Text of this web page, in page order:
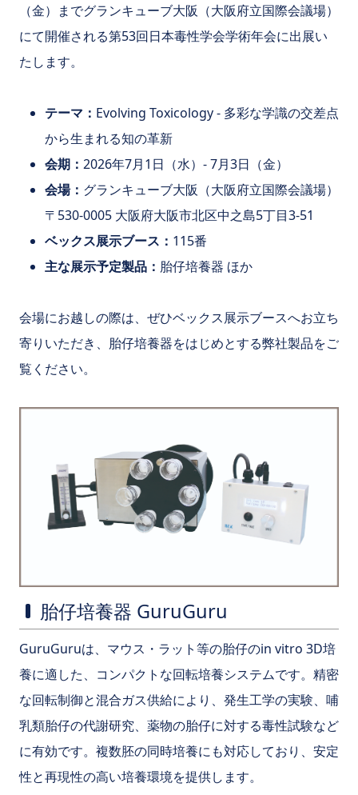
（金）までグランキューブ大阪（大阪府立国際会議場）
にて開催される第53回日本毒性学会学術年会に出展い
たします。
テーマ： Evolving Toxicology - 多彩な学識の交差点
から生まれる知の革新
会期： 2026年7月1日（水）- 7月3日（金）
会場： グランキューブ大阪（大阪府立国際会議場）
〒530-0005 大阪府大阪市北区中之島5丁目3-51
ベックス展示ブース： 115番
主な展示予定製品： 胎仔培養器 ほか
会場にお越しの際は、ぜひベックス展示ブースへお立ち
寄りいただき、胎仔培養器をはじめとする弊社製品をご
覧ください。
胎仔培養器 GuruGuru
GuruGuruは、マウス・ラット等の胎仔のin vitro 3D培
養に適した、コンパクトな回転培養システムです。精密
な回転制御と混合ガス供給により、発生工学の実験、哺
乳類胎仔の代謝研究、薬物の胎仔に対する毒性試験など
に有効です。複数胚の同時培養にも対応しており、安定
性と再現性の高い培養環境を提供します。